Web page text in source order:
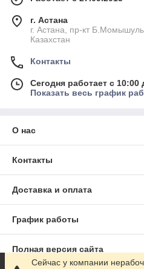
г. Астана
г. Астана, пр-кт
Казахстан
Контакты
Сегодня работает с 10:00
Показать весь график
О нас
Контакты
Доставка и оплата
График работы
Полная версия сайта
Сейчас у компании